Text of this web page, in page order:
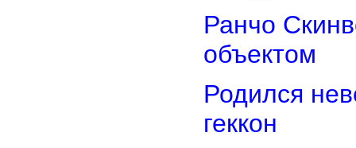
Ранчо
объектом
Родился
геккон